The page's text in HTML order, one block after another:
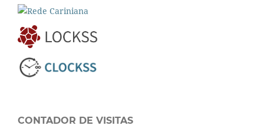
CONTADOR DE VISITAS